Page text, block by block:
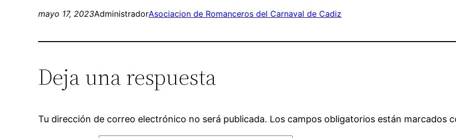
mayo 17, 2023AdministradorAsociacion de Romanceros del Carnaval de Cadiz
Deja una respuesta
Tu dirección de correo electrónico no será publicada. Los campos obligatorios están marcados